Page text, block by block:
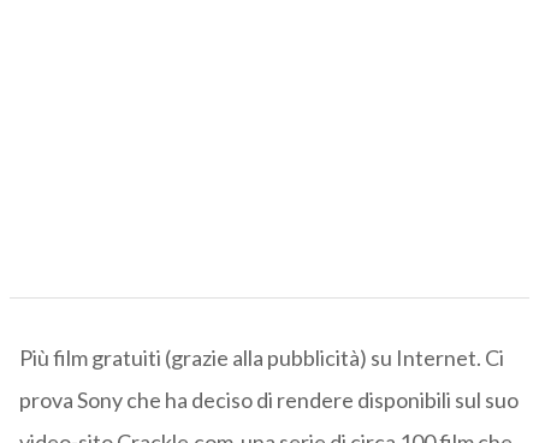
Più film gratuiti (grazie alla pubblicità) su Internet. Ci
prova Sony che ha deciso di rendere disponibili sul suo